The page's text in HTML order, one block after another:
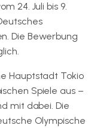
24. Juli bis 9.
Die Bewerbung
Hauptstadt Tokio
Spiele aus –
mit dabei. Die
Olympische